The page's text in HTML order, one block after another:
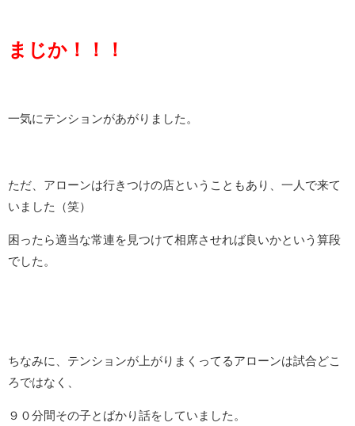
まじか！！！
一気にテンションがあがりました。
ただ、アローンは行きつけの店ということもあり、一人で来て
いました（笑）
困ったら適当な常連を見つけて相席させれば良いかという算段
でした。
ちなみに、テンションが上がりまくってるアローンは試合どこ
ろではなく、
９０分間その子とばかり話をしていました。